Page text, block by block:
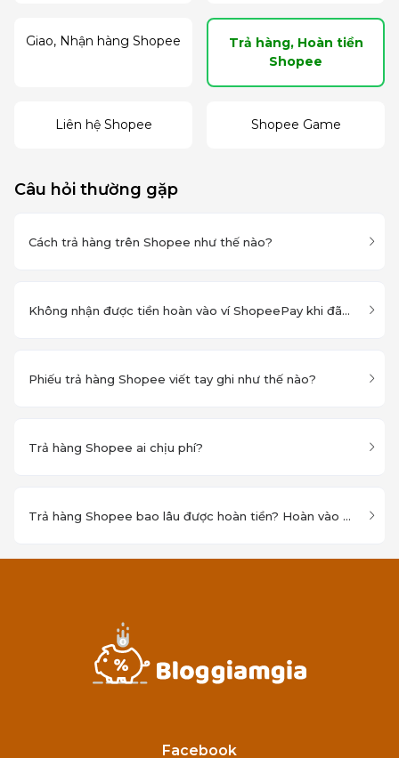
Giao, Nhận hàng Shopee
Trả hàng, Hoàn tiền
Shopee
Liên hệ Shopee Shopee Game
Câu hỏi thường gặp
Cách trả hàng trên Shopee như thế nào?
Không nhận được tiền hoàn vào ví ShopeePay khi đã thanh toán đơn hàng?
Phiếu trả hàng Shopee viết tay ghi như thế nào?
Trả hàng Shopee ai chịu phí?
Trả hàng Shopee bao lâu được hoàn tiền? Hoàn vào đâu?
Facebook